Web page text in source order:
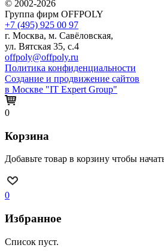
© 2002-2026
Группа фирм OFFPOLY
+7 (495) 925 00 97
г. Москва, м. Савёловская,
ул. Вятская 35, с.4
offpoly@offpoly.ru
Политика конфиденциальности
Создание и продвижение сайтов
в Москве "IT Expert Group"
0
Корзина
Добавьте товар в корзину чтобы
0
Избранное
Список пуст.